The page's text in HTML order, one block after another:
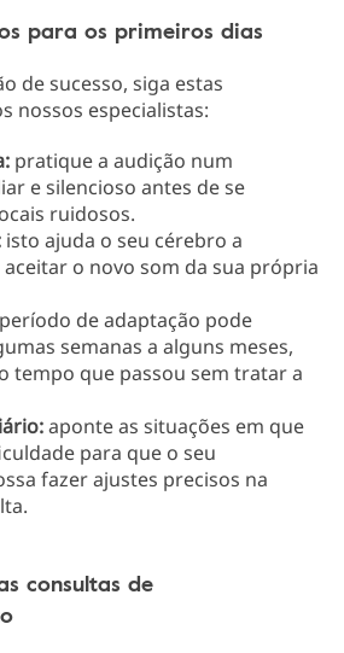
para os primeiros dias
de sucesso, siga estas
nossos especialistas:
pratique a audição num
e silencioso antes de se
ruidosos.
isto ajuda o seu cérebro a
o novo som da sua própria
de adaptação pode
semanas a alguns meses,
tempo que passou sem tratar a
aponte as situações em que
para que o seu
fazer ajustes precisos na
consultas de